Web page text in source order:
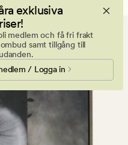
exklusiva
medlem och få fri frakt
samt tillgång till
/ Logga in